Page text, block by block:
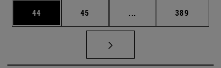
Página
44 Página
45 ... Páginas intermedias
Página
389